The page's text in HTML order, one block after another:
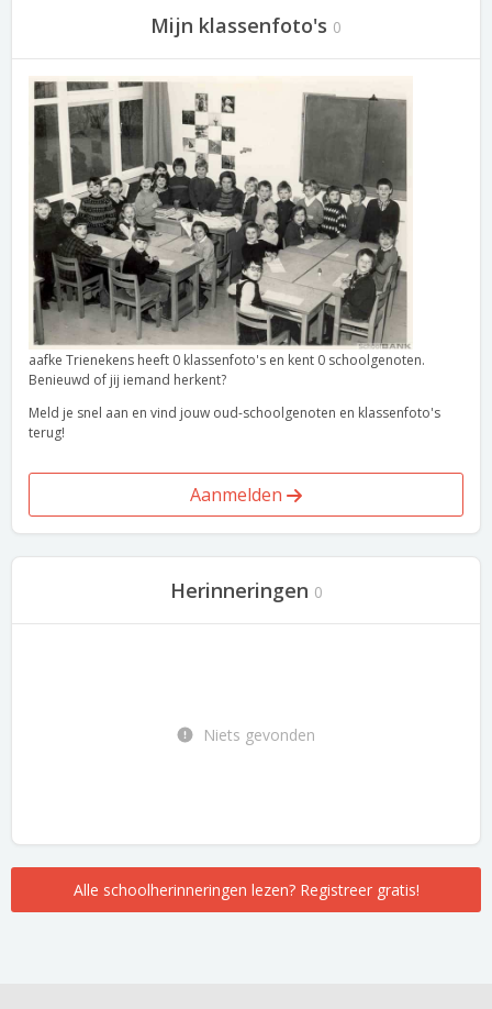
Mijn klassenfoto's 0
aafke Trienekens heeft 0 klassenfoto's en kent 0 schoolgenoten.
Benieuwd of jij iemand herkent?
Meld je snel aan en vind jouw oud-schoolgenoten en klassenfoto's
terug!
Aanmelden
Herinneringen 0
Niets gevonden
Alle schoolherinneringen lezen? Registreer gratis!